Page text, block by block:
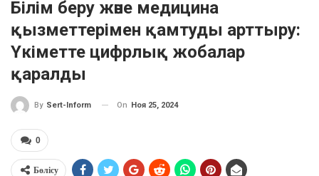
Білім беру және медицина
қызметтерімен қамтуды арттыру:
Үкіметте цифрлық жобалар
қаралды
By Sert-Inform On Ноя 25, 2024
0
Бөлісу